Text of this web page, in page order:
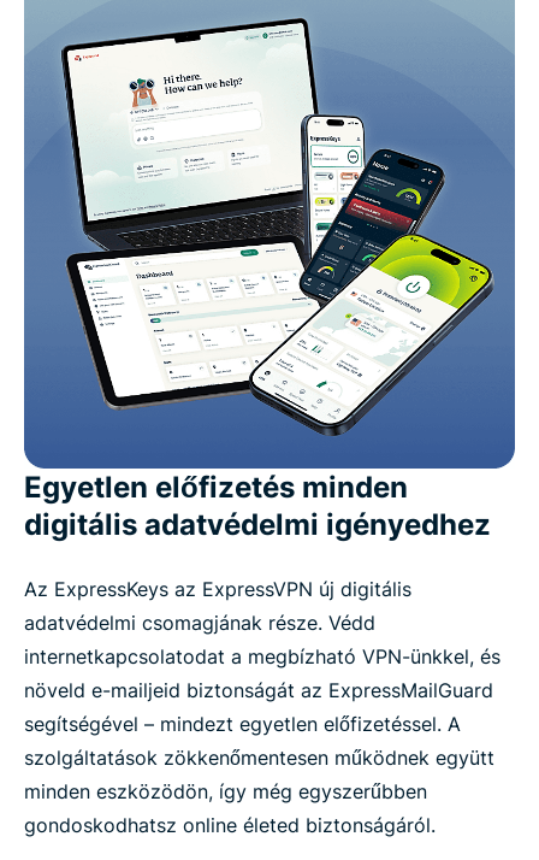
Egyetlen előfizetés minden
digitális adatvédelmi igényedhez
Az ExpressKeys az ExpressVPN új digitális
adatvédelmi csomagjának része. Védd
internetkapcsolatodat a megbízható VPN-ünkkel, és
növeld e-mailjeid biztonságát az ExpressMailGuard
segítségével – mindezt egyetlen előfizetéssel. A
szolgáltatások zökkenőmentesen működnek együtt
minden eszközödön, így még egyszerűbben
gondoskodhatsz online életed biztonságáról.